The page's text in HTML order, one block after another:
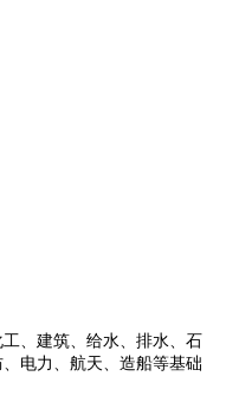
、建筑、给水、排水、石
电力、航天、造船等基础